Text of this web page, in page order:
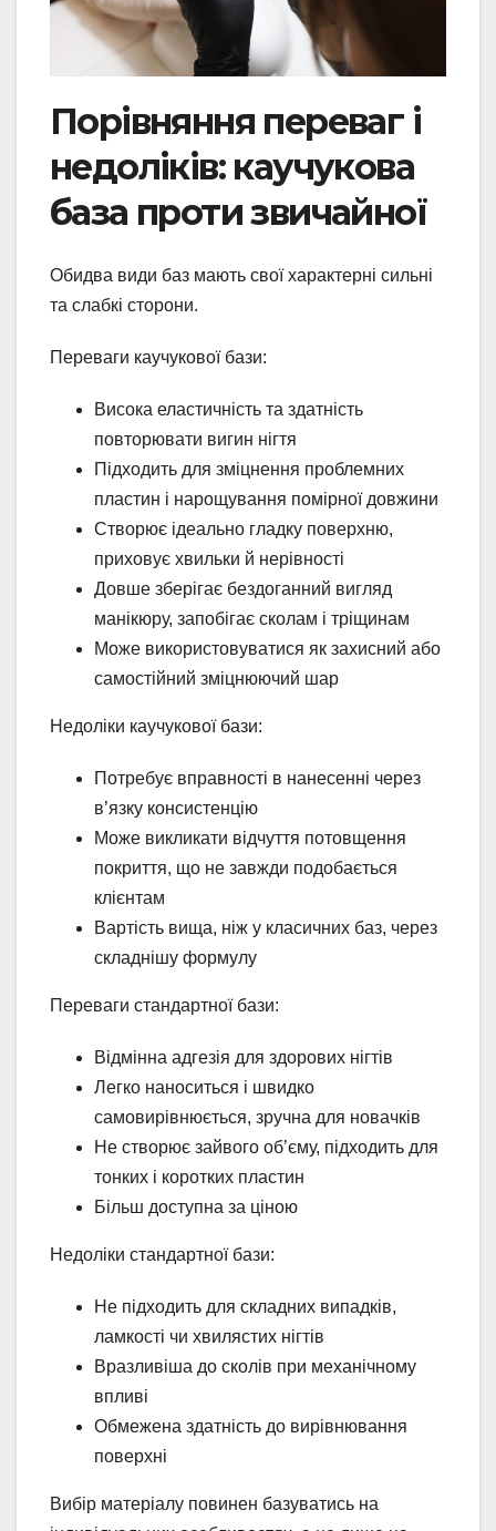
Порівняння переваг і
недоліків: каучукова
база проти звичайної
Обидва види баз мають свої характерні сильні
та слабкі сторони.
Переваги каучукової бази:
Висока еластичність та здатність
повторювати вигин нігтя
Підходить для зміцнення проблемних
пластин і нарощування помірної довжини
Створює ідеально гладку поверхню,
приховує хвильки й нерівності
Довше зберігає бездоганний вигляд
манікюру, запобігає сколам і тріщинам
Може використовуватися як захисний або
самостійний зміцнюючий шар
Недоліки каучукової бази:
Потребує вправності в нанесенні через
в’язку консистенцію
Може викликати відчуття потовщення
покриття, що не завжди подобається
клієнтам
Вартість вища, ніж у класичних баз, через
складнішу формулу
Переваги стандартної бази:
Відмінна адгезія для здорових нігтів
Легко наноситься і швидко
самовирівнюється, зручна для новачків
Не створює зайвого об’єму, підходить для
тонких і коротких пластин
Більш доступна за ціною
Недоліки стандартної бази:
Не підходить для складних випадків,
ламкості чи хвилястих нігтів
Вразливіша до сколів при механічному
впливі
Обмежена здатність до вирівнювання
поверхні
Вибір матеріалу повинен базуватись на